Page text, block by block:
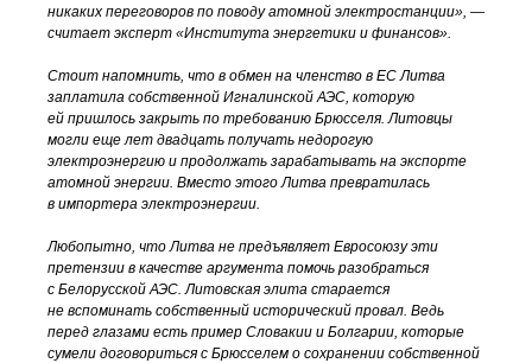
никаких переговоров по поводу атомной электростанции», —
считает эксперт «Института энергетики и финансов».
Стоит напомнить, что в обмен на членство в ЕС Литва
заплатила собственной Игналинской АЭС, которую
ей пришлось закрыть по требованию Брюсселя. Литовцы
могли еще лет двадцать получать недорогую
электроэнергию и продолжать зарабатывать на экспорте
атомной энергии. Вместо этого Литва превратилась
в импортера электроэнергии.
Любопытно, что Литва не предъявляет Евросоюзу эти
претензии в качестве аргумента помочь разобраться
с Белорусской АЭС. Литовская элита старается
не вспоминать собственный исторический провал. Ведь
перед глазами есть пример Словакии и Болгарии, которые
сумели договориться с Брюсселем о сохранении собственной